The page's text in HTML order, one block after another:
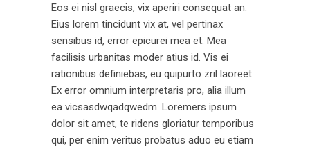
Eos ei nisl graecis, vix aperiri consequat an.
Eius lorem tincidunt vix at, vel pertinax
sensibus id, error epicurei mea et. Mea
facilisis urbanitas moder atius id. Vis ei
rationibus definiebas, eu quipurto zril laoreet.
Ex error omnium interpretaris pro, alia illum
ea vicsasdwqadqwedm. Loremers ipsum
dolor sit amet, te ridens gloriatur temporibus
qui, per enim veritus probatus aduo eu etiam